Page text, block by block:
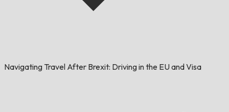
Navigating Travel After Brexit: Driving in the EU and Visa